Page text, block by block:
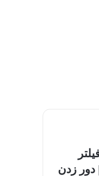
دور زدن